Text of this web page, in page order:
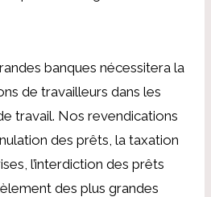
banques nécessitera la
de travailleurs dans les
travail. Nos revendications
des prêts, la taxation
l’interdiction des prêts
des plus grandes